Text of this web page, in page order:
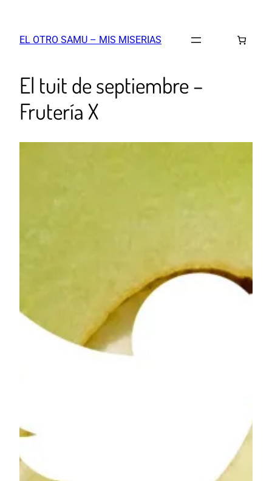
EL OTRO SAMU – MIS MISERIAS
El tuit de septiembre –
Frutería X